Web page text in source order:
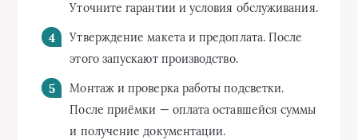
Уточните гарантии и условия обслуживания.
Утверждение макета и предоплата. После
этого запускают производство.
Монтаж и проверка работы подсветки.
После приёмки — оплата оставшейся суммы
и получение документации.